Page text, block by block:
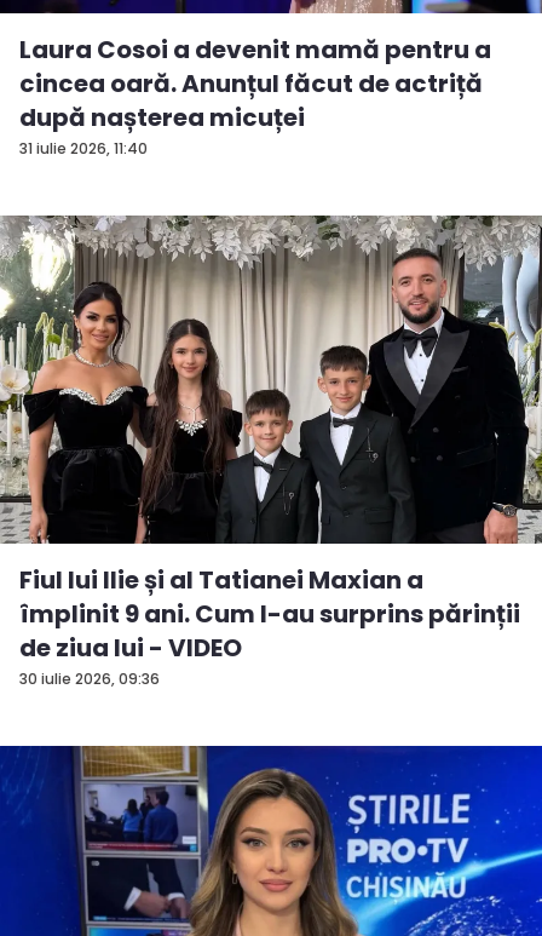
31 iulie 2026, 11:40
Laura Cosoi a devenit mamă pentru a
cincea oară. Anunțul făcut de actriță
după nașterea micuței
30 iulie 2026, 09:36
Fiul lui Ilie și al Tatianei Maxian a
împlinit 9 ani. Cum l-au surprins părinții
de ziua lui - VIDEO